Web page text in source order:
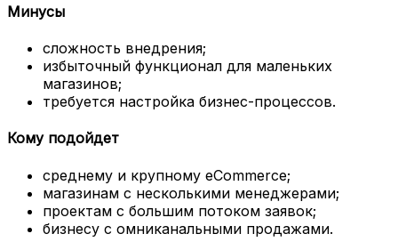
Минусы
сложность внедрения;
избыточный функционал для маленьких
магазинов;
требуется настройка бизнес-процессов.
Кому подойдет
среднему и крупному eCommerce;
магазинам с несколькими менеджерами;
проектам с большим потоком заявок;
бизнесу с омниканальными продажами.